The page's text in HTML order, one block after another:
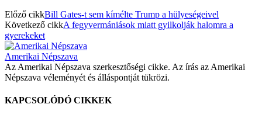
Előző cikkBill Gates-t sem kímélte Trump a hülyeségeivel
Következő cikkA fegyvermániások miatt gyilkolják halomra a
gyerekeket
Amerikai Népszava
Az Amerikai Népszava szerkesztőségi cikke. Az írás az Amerikai
Népszava véleményét és álláspontját tükrözi.
KAPCSOLÓDÓ CIKKEK